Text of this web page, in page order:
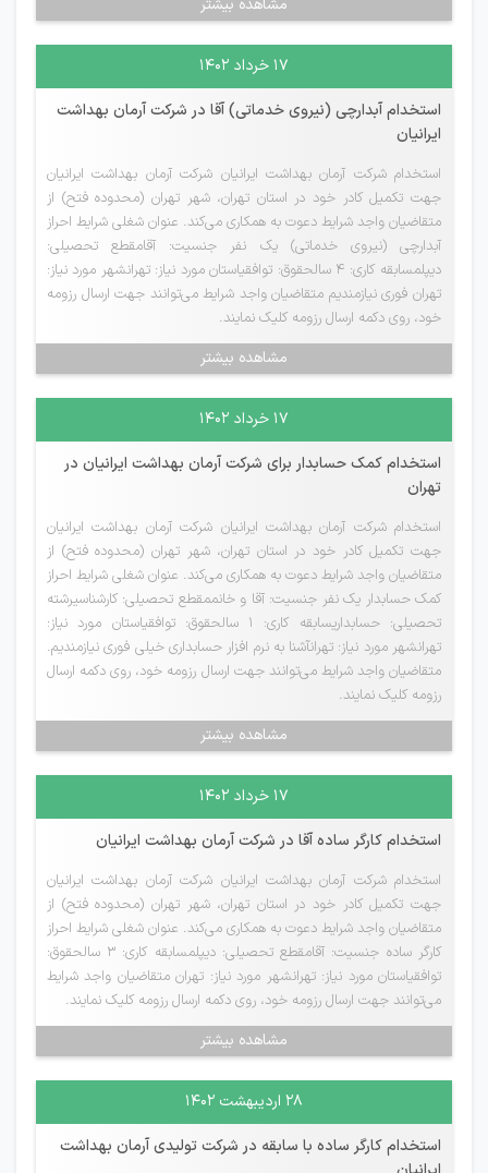
مشاهده بیشتر
۱۷ خرداد ۱۴۰۲
استخدام آبدارچی (نیروی خدماتی) آقا در شرکت آرمان بهداشت
ایرانیان
استخدام شرکت آرمان بهداشت ایرانیان شرکت آرمان بهداشت ایرانیان
جهت تکمیل کادر خود در استان تهران، شهر تهران (محدوده فتح) از
متقاضیان واجد شرایط دعوت به همکاری می‌کند. عنوان شغلی شرایط احراز
آبدارچی (نیروی خدماتی) یک نفر جنسیت: آقامقطع تحصیلی:
دیپلمسابقه کاری: 4 سالحقوق: توافقیاستان مورد نیاز: تهرانشهر مورد نیاز:
تهران فوری نیازمندیم متقاضیان واجد شرایط می‌توانند جهت ارسال رزومه
خود، روی دکمه ارسال رزومه کلیک نمایند.
مشاهده بیشتر
۱۷ خرداد ۱۴۰۲
استخدام کمک حسابدار برای شرکت آرمان بهداشت ایرانیان در
تهران
استخدام شرکت آرمان بهداشت ایرانیان شرکت آرمان بهداشت ایرانیان
جهت تکمیل کادر خود در استان تهران، شهر تهران (محدوده فتح) از
متقاضیان واجد شرایط دعوت به همکاری می‌کند. عنوان شغلی شرایط احراز
کمک حسابدار یک نفر جنسیت: آقا و خانممقطع تحصیلی: کارشناسیرشته
تحصیلی: حسابداریسابقه کاری: 1 سالحقوق: توافقیاستان مورد نیاز:
تهرانشهر مورد نیاز: تهرانآشنا به نرم افزار حسابداری خیلی فوری نیازمندیم.
متقاضیان واجد شرایط می‌توانند جهت ارسال رزومه خود، روی دکمه ارسال
رزومه کلیک نمایند.
مشاهده بیشتر
۱۷ خرداد ۱۴۰۲
استخدام کارگر ساده آقا در شرکت آرمان بهداشت ایرانیان
استخدام شرکت آرمان بهداشت ایرانیان شرکت آرمان بهداشت ایرانیان
جهت تکمیل کادر خود در استان تهران، شهر تهران (محدوده فتح) از
متقاضیان واجد شرایط دعوت به همکاری می‌کند. عنوان شغلی شرایط احراز
کارگر ساده جنسیت: آقامقطع تحصیلی: دیپلمسابقه کاری: 3 سالحقوق:
توافقیاستان مورد نیاز: تهرانشهر مورد نیاز: تهران متقاضیان واجد شرایط
می‌توانند جهت ارسال رزومه خود، روی دکمه ارسال رزومه کلیک نمایند.
مشاهده بیشتر
۲۸ اردیبهشت ۱۴۰۲
استخدام کارگر ساده با سابقه در شرکت تولیدی آرمان بهداشت